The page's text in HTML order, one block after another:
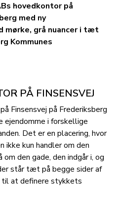
hovedkontor på
med ny
mørke, grå nuancer i tæt
Kommunes
PÅ FINSENSVEJ
Finsensvej på Frederiksberg
ejendomme i forskellige
Det er en placering, hvor
ikke kun handler om den
den gade, den indgår i, og
står tæt på begge sider af
til at definere stykkets